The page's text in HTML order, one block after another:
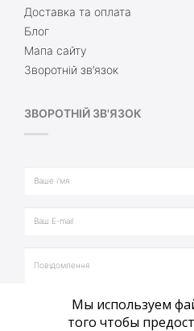
Доставка та оплата
Блог
Мапа сайту
Зворотній зв’язок
ЗВОРОТНІЙ ЗВ'ЯЗОК
Мы используем
того чтобы